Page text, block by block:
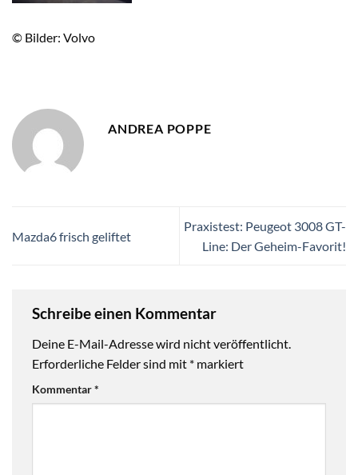
© Bilder: Volvo
ANDREA POPPE
Mazda6 frisch geliftet
Praxistest: Peugeot 3008 GT-
Line: Der Geheim-Favorit!
Schreibe einen Kommentar
Deine E-Mail-Adresse wird nicht veröffentlicht.
Erforderliche Felder sind mit * markiert
Kommentar*